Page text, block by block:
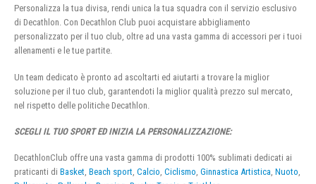
Personalizza la tua divisa, rendi unica la tua squadra con il servizio esclusivo
di Decathlon. Con Decathlon Club puoi acquistare abbigliamento
personalizzato per il tuo club, oltre ad una vasta gamma di accessori per i tuoi
allenamenti e le tue partite.
Un team dedicato è pronto ad ascoltarti ed aiutarti a trovare la miglior
soluzione per il tuo club, garantendoti la miglior qualità prezzo sul mercato,
nel rispetto delle politiche Decathlon.
SCEGLI IL TUO SPORT ED INIZIA LA PERSONALIZZAZIONE:
DecathlonClub offre una vasta gamma di prodotti 100% sublimati dedicati ai
praticanti di Basket, Beach sport, Calcio, Ciclismo, Ginnastica Artistica, Nuoto,